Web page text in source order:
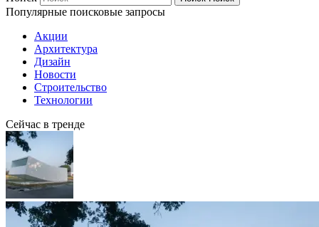
Популярные поисковые запросы
Акции
Архитектура
Дизайн
Новости
Строительство
Технологии
Сейчас в тренде